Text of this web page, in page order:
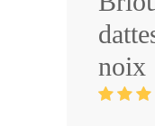
Volailles
Cuisines
noix